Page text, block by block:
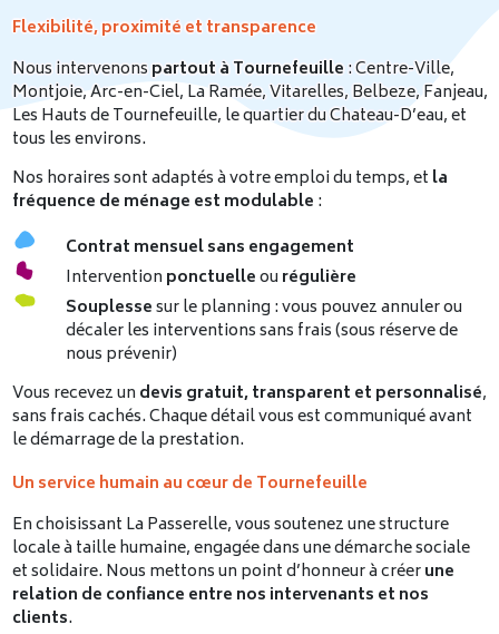
Flexibilité, proximité et transparence
Nous intervenons partout à Tournefeuille : Centre-Ville,
Montjoie, Arc-en-Ciel, La Ramée, Vitarelles, Belbeze, Fanjeau,
Les Hauts de Tournefeuille, le quartier du Chateau-D’eau, et
tous les environs.
Nos horaires sont adaptés à votre emploi du temps, et la
fréquence de ménage est modulable :
Contrat mensuel sans engagement
Intervention ponctuelleou régulière
Souplessesur le planning : vous pouvez annuler ou
décaler les interventions sans frais (sous réserve de
nous prévenir)
Vous recevez un devis gratuit, transparent et personnalisé,
sans frais cachés. Chaque détail vous est communiqué avant
le démarrage de la prestation.
Un service humain au cœur de Tournefeuille
En choisissant La Passerelle, vous soutenez une structure
locale à taille humaine, engagée dans une démarche sociale
et solidaire. Nous mettons un point d’honneur à créerune
relation de confiance entre nos intervenants et nos
clients.